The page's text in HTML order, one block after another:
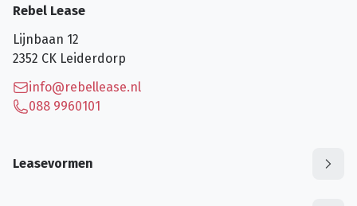
Rebel Lease
Lijnbaan 12
2352 CK Leiderdorp
info@rebellease.nl
088 9960101
Leasevormen